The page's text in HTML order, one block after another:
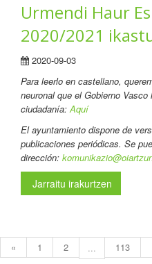
Urmendi Haur
2020/2021
2020-09-03
Para leerlo en castellano,
neuronal que el Gobierno
ciudadanía:Aquí
El ayuntamiento dispone de
publicaciones periódicas. Se
dirección:
Jarraitu irakurtzen
« 1 2 ... 113